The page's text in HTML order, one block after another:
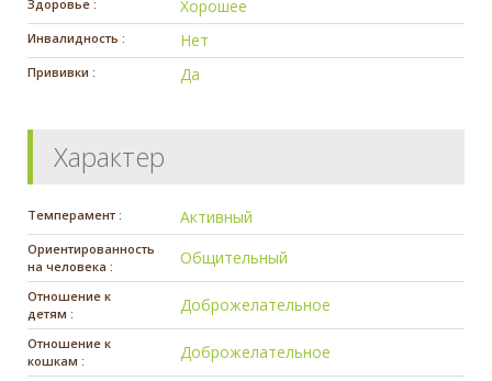
Здоровье : Хорошее
Инвалидность : Нет
Прививки : Да
Характер
Темперамент : Активный
Ориентированность
на человека :
Общительный
Отношение к
детям :
Доброжелательное
Отношение к
кошкам :
Доброжелательное